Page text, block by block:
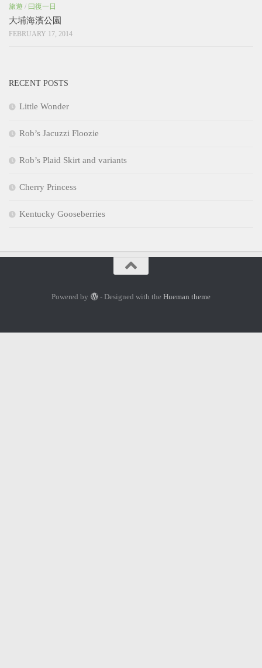
旅遊 / 曰復一日
大埔海濱公園
FEBRUARY 17, 2014
RECENT POSTS
Little Wonder
Rob’s Jacuzzi Floozie
Rob’s Plaid Skirt and variants
Cherry Princess
Kentucky Gooseberries
Powered by - Designed with the Hueman theme